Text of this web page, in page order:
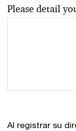
Please detail
Al registrar su